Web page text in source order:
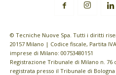
© Tecniche Nuove Spa. Tutti i diritti
20157 Milano | Codice fiscale, Partita
imprese di Milano: 00753480151
Registrazione Tribunale di Milano n. 76
registrata presso il Tribunale di Bologna